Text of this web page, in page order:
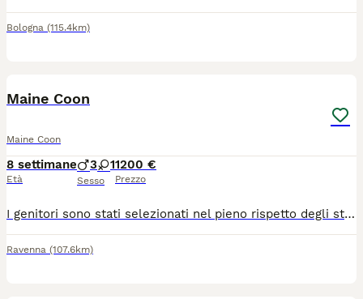
Bologna (115.4km)
Maine Coon
Maine Coon
8 settimane
Età
3 1
Sesso
1200 €
Prezzo
I genitori sono stati selezionati nel pieno rispetto degli standard di razza. Godono di ottima salute e sono testati per: FIV/FELV Ecocardiogramma regolare (esenti da HCM) Esenti da tutte le principali patologie genetiche della razza Cosa include l'affido: Il cucciolo lascerà l'allevamento provvisto di tutta la documentazione ufficiale e medica necessaria: Pedigree ufficiale (certificato genealogico) Microchip già inserito e registrazione all'anagrafe felina Ciclo vaccinale completo adeguato all'età Trattamenti sverminanti completati Assistenza post-affido continua per supportarvi in ogni fase della crescita Scegliere il nostro allevamento significa affidarsi a professionisti che mettono al primo posto il benessere animale, l'etica e la corretta selezione morfologica e caratteriale della razza.
Ravenna (107.6km)